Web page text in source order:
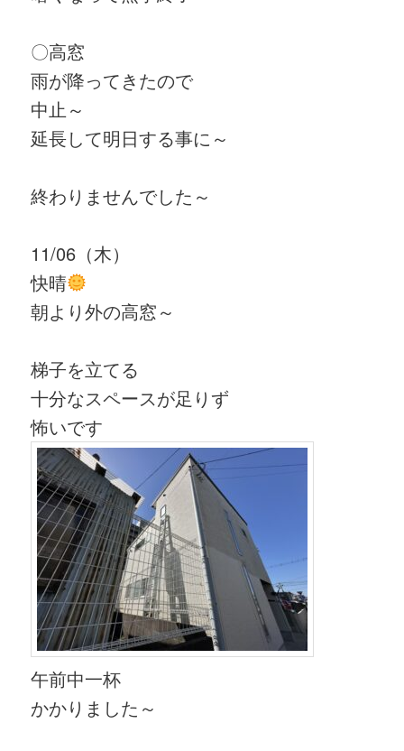
〇高窓
雨が降ってきたので
中止～
延長して明日する事に～
終わりませんでした～
11/06（木）
快晴
朝より外の高窓～
梯子を立てる
十分なスペースが足りず
怖いです
午前中一杯
かかりました～